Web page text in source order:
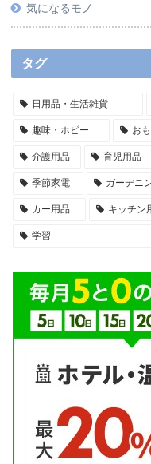
気になるモノ
タグ
日用品・生活雑貨
趣味・ホビー お
介護用品 育児用品
季節家電 ガーデニ
カー用品 キッチン
学習